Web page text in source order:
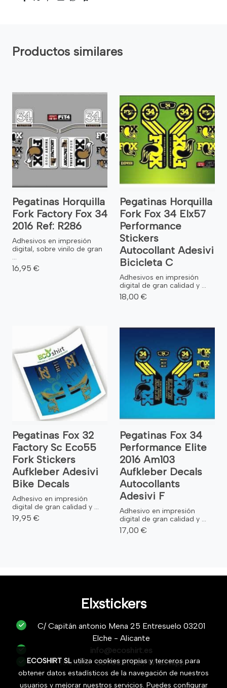
Productos similares
Pegatinas Horquilla
Fork Factory Fox 34
2016 Ref: R286
Adhesivos en impresión
digital, sobre vinilo de gran
...
16,95 €
Pegatinas Horquilla
Fork Fox 34 Elx57
Performance
Stickers
Autocollant Adesivi
Bicicleta C
Adhesivos en impresión
digital de gran calidad y ...
18,00 €
Pegatinas Fox 32
Factory Sc Eco55
Fork Stickers
Aufkleber Adesivi
Bike Decals
Adhesivo en impresión
digital de gran calidad y ...
19,95 €
Pegatinas Fox 34
Performance Elite
2016 Am103
Aufkleber Decals
Autocollants
Adesivi F
Adhesivo en impresión
digital de gran calidad y ...
17,00 €
Elxstickers
C/ Capitán antonio Mena 25 Entresuelo 03201
Elche - Alicante
info@ecoshirt.es
Teléfono :687632752/Whastapp
ECOSHIRT SLutiliza cookies propias y terceros para
obtener datos estadísticos de la navegación de nuestros
usuarios y mejorar nuestros servicios. Puedes configurar